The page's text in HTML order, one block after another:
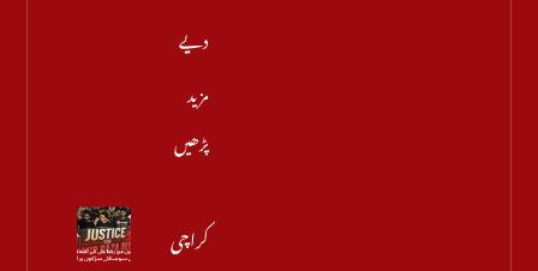
دیے
مزید
پڑھیں
کراچی